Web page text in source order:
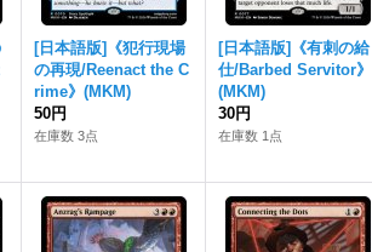
[日本語版]《犯行現場
の再現/Reenact the C
rime》(MKM)
50円
在庫数 3点
[日本語版]《有刺の給
仕/Barbed Servitor》
(MKM)
30円
在庫数 1点